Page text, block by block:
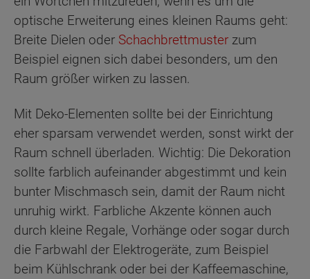
optische Erweiterung eines kleinen Raums geht:
Breite Dielen oder Schachbrettmuster zum
Beispiel eignen sich dabei besonders, um den
Raum größer wirken zu lassen.
Mit Deko-Elementen sollte bei der Einrichtung
eher sparsam verwendet werden, sonst wirkt der
Raum schnell überladen. Wichtig: Die Dekoration
sollte farblich aufeinander abgestimmt und kein
bunter Mischmasch sein, damit der Raum nicht
unruhig wirkt. Farbliche Akzente können auch
durch kleine Regale, Vorhänge oder sogar durch
die Farbwahl der Elektrogeräte, zum Beispiel
beim Kühlschrank oder bei der Kaffeemaschine,